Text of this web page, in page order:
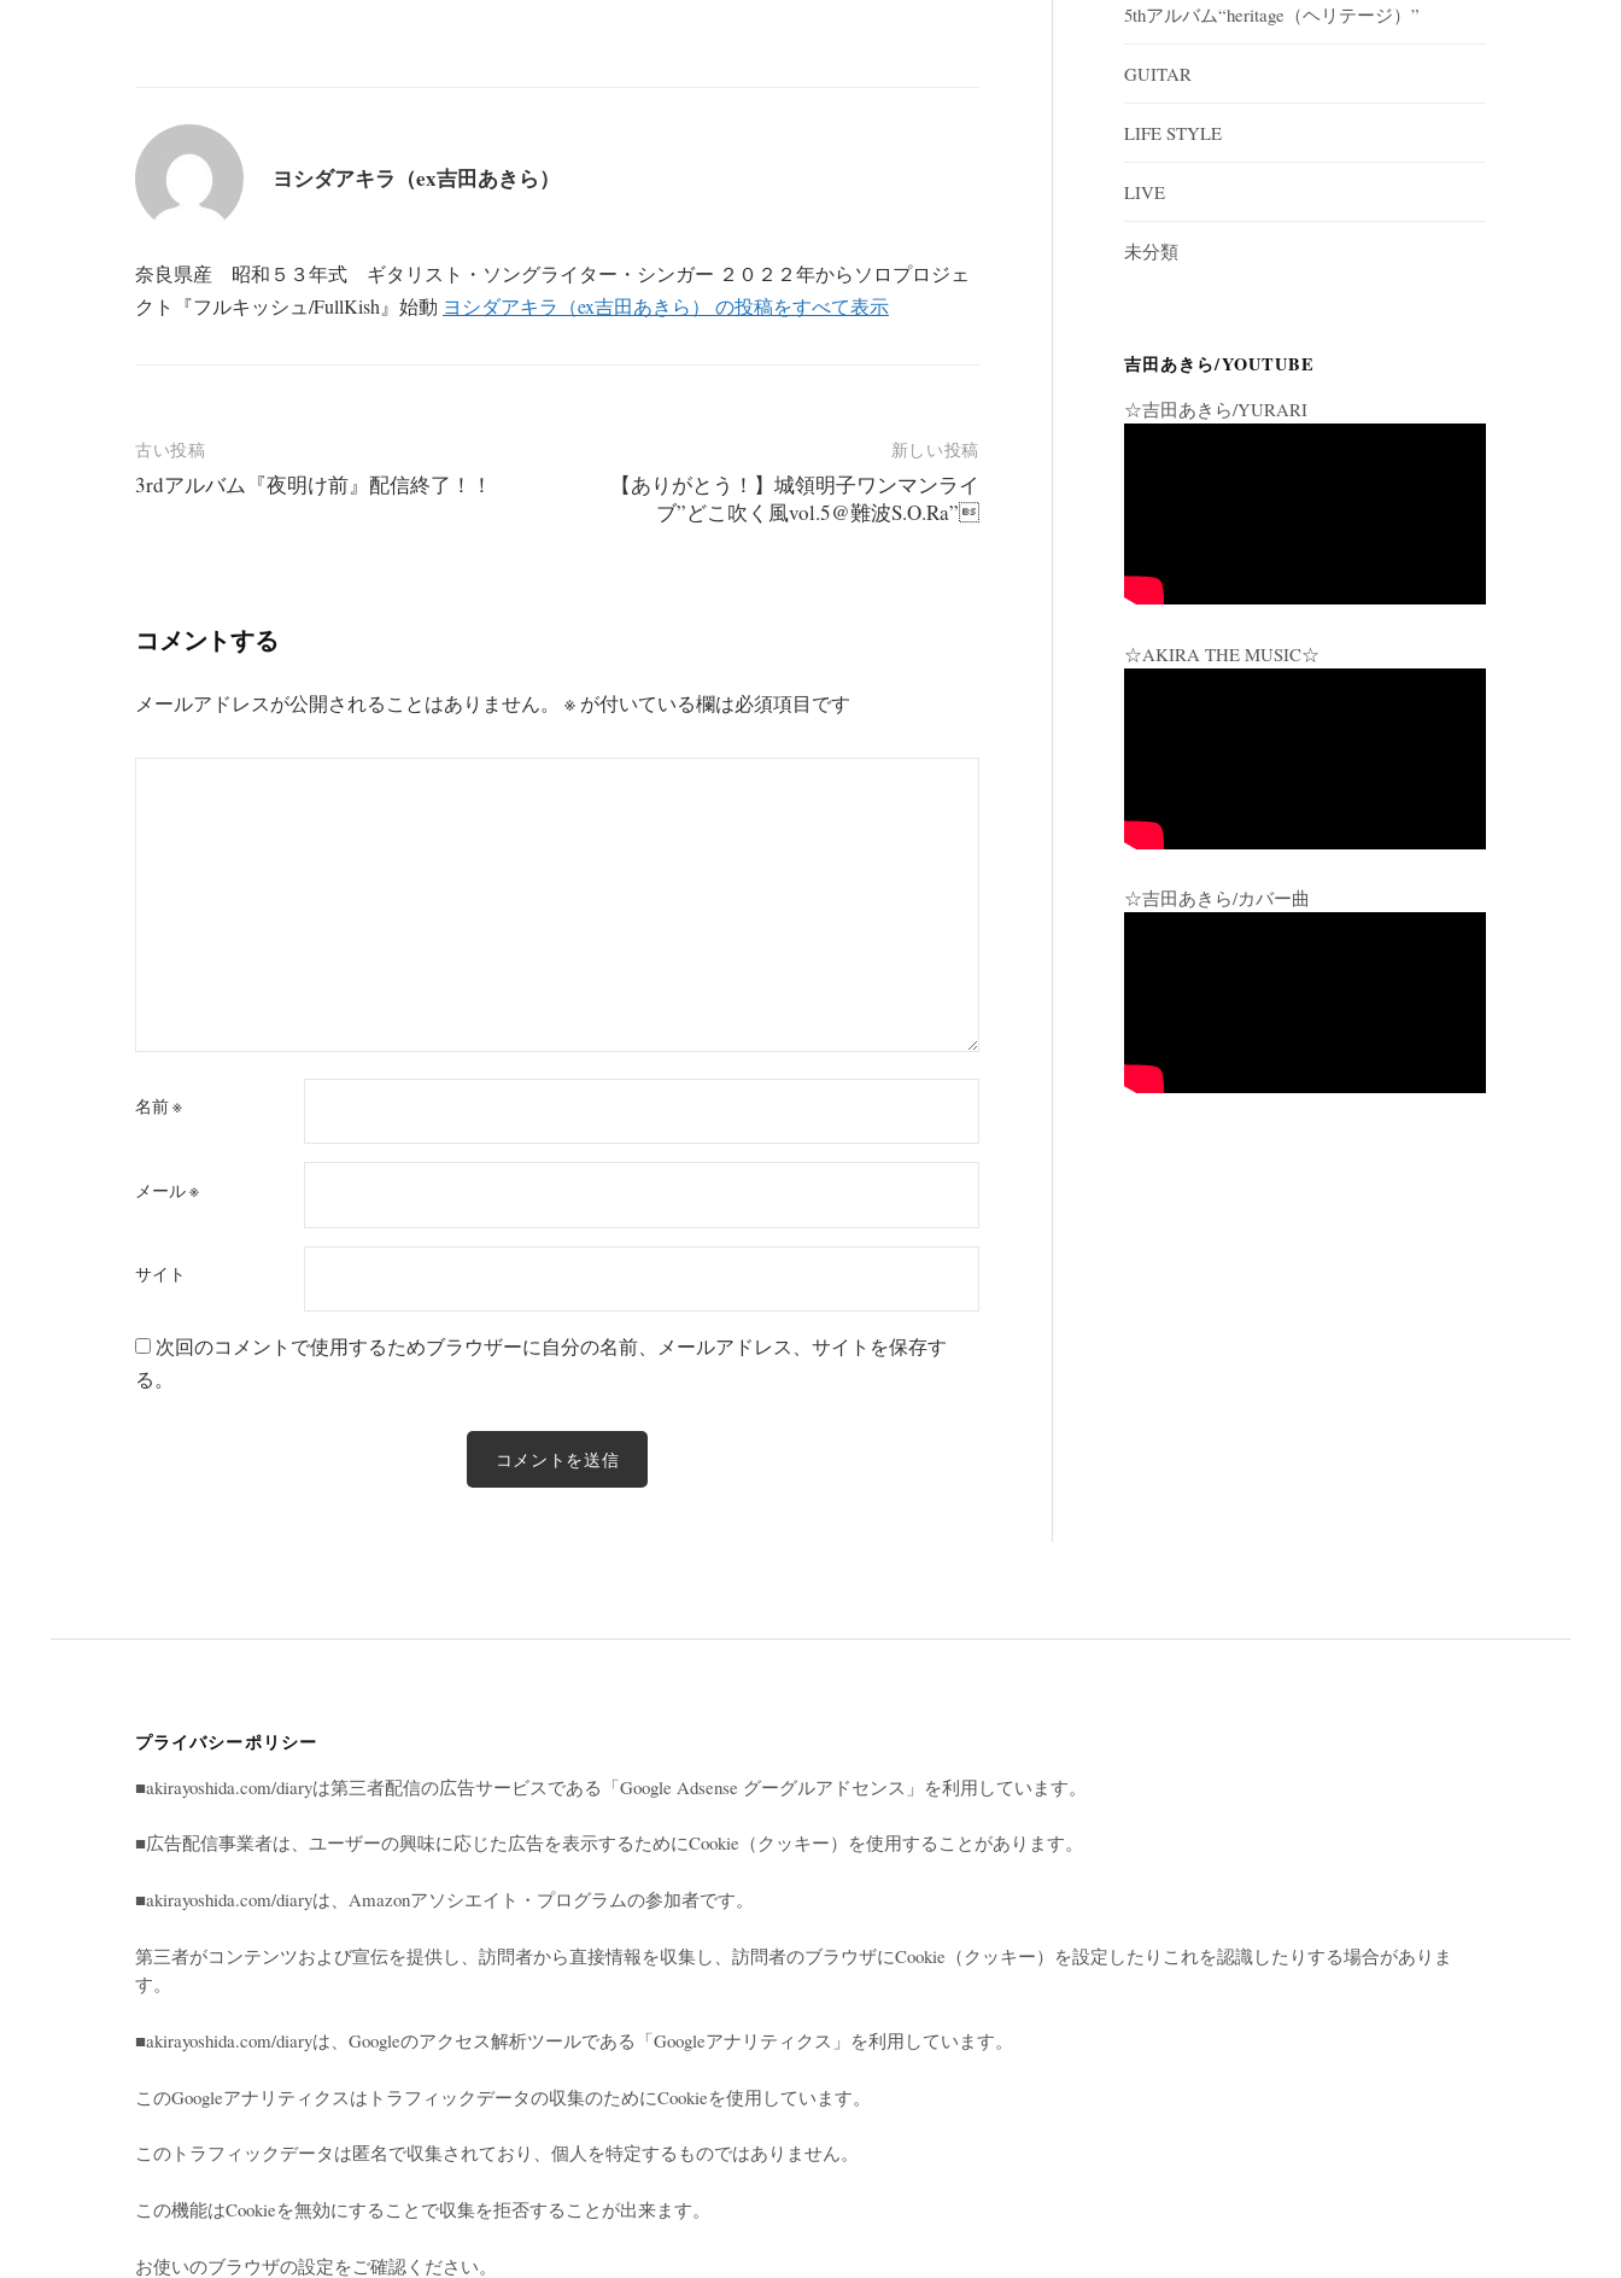
ヨシダアキラ（ex吉田あきら）
奈良県産 昭和５３年式 ギタリスト・ソングライター・シンガー ２０２２年からソロプロジェ
クト『フルキッシュ/FullKish』始動 ヨシダアキラ（ex吉田あきら） の投稿をすべて表示
投
稿
ー
シ
古い投稿
3rdアルバム『夜明け前』配信終了！！
新しい投稿
【ありがとう！】城領明子ワンマンライ
ブ”どこ吹く風vol.5@難波S.O.Ra”
コメントする
メールアドレスが公開されることはありません。 ※ が付いている欄は必須項目です
名前※
メール※
サイト
次回のコメントで使用するためブラウザーに自分の名前、メールアドレス、サイトを保存す
る。
5thアルバム“heritage（ヘリテージ）”
GUITAR
LIFE STYLE
LIVE
未分類
吉田あきら/YOUTUBE
☆吉田あきら/YURARI
☆AKIRA THE MUSIC☆
☆吉田あきら/カバー曲
プライバシーポリシー
■akirayoshida.com/diaryは第三者配信の広告サービスである「Google Adsense グーグルアドセンス」を利用しています。
■広告配信事業者は、ユーザーの興味に応じた広告を表示するためにCookie（クッキー）を使用することがあります。
■akirayoshida.com/diaryは、Amazonアソシエイト・プログラムの参加者です。
第三者がコンテンツおよび宣伝を提供し、訪問者から直接情報を収集し、訪問者のブラウザにCookie（クッキー）を設定したりこれを認識したりする場合がありま
す。
■akirayoshida.com/diaryは、Googleのアクセス解析ツールである「Googleアナリティクス」を利用しています。
このGoogleアナリティクスはトラフィックデータの収集のためにCookieを使用しています。
このトラフィックデータは匿名で収集されており、個人を特定するものではありません。
この機能はCookieを無効にすることで収集を拒否することが出来ます。
お使いのブラウザの設定をご確認ください。